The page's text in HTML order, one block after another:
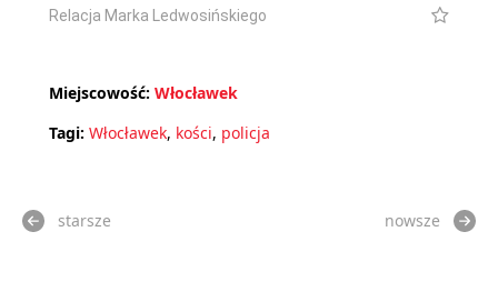
Relacja Marka Ledwosińskiego
Miejscowość: Włocławek
Tagi: Włocławek, kości, policja
starsze nowsze